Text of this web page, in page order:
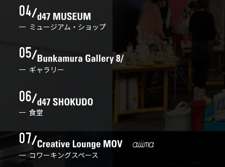
ミュージアム・ショップ
ギャラリー
食堂
コワーキングスペース